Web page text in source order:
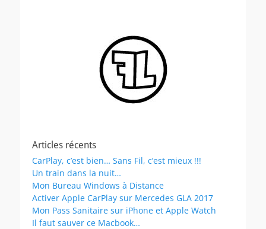
Articles récents
CarPlay, c’est bien… Sans Fil, c’est mieux !!!
Un train dans la nuit…
Mon Bureau Windows à Distance
Activer Apple CarPlay sur Mercedes GLA 2017
Mon Pass Sanitaire sur iPhone et Apple Watch
Il faut sauver ce Macbook…